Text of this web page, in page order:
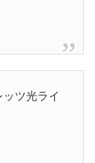
ッツ光ライ